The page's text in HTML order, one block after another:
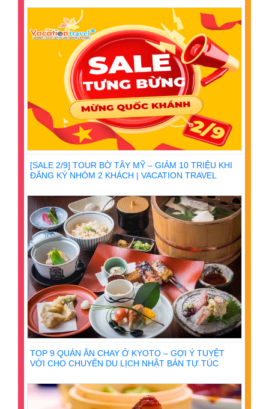
[SALE 2/9] TOUR BỜ TÂY MỸ – GIẢM 10 TRIỆU KHI
ĐĂNG KÝ NHÓM 2 KHÁCH | VACATION TRAVEL
TOP 9 QUÁN ĂN CHAY Ở KYOTO – GỢI Ý TUYỆT
VỜI CHO CHUYẾN DU LỊCH NHẬT BẢN TỰ TÚC